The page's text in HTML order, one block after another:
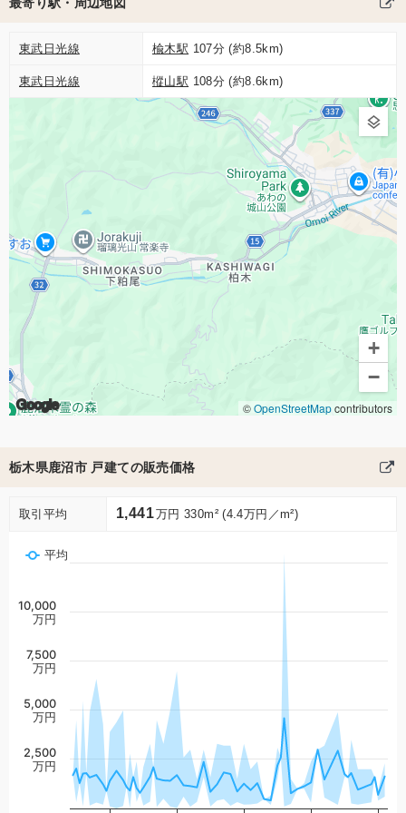
東武日光線 楡木駅 107分 (約8.5km)
東武日光線 樅山駅 108分 (約8.6km)
Google
+
−
©OpenStreetMapcontributors
栃木県鹿沼市 戸建ての販売価格
取引平均 1,441万円 330m² (4.4万円／m²)
平均
2,500
万円
5,000
万円
7,500
万円
10,000
万円